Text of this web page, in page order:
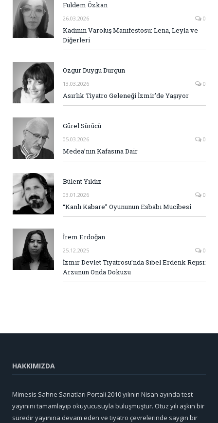
Fuldem Özkan
26.03.2026 0
Kadının Varoluş Manifestosu: Lena, Leyla ve
Diğerleri
Özgür Duygu Durgun
13.03.2026 0
Asırlık Tiyatro Geleneği İzmir’de Yaşıyor
Gürel Sürücü
05.03.2026 0
Medea’nın Kafasına Dair
Bülent Yıldız
03.01.2026 0
“Kanlı Kabare” Oyununun Esbabı Mucibesi
İrem Erdoğan
25.12.2025 0
İzmir Devlet Tiyatrosu’nda Sibel Erdenk Rejisi:
Arzunun Onda Dokuzu
HAKKIMIZDA
Mimesis Sahne Sanatları Portali 2010 yılının Nisan ayında test
yayınını tamamlayıp okuyucusuyla buluşmuştur. Otuz yılı aşkın bir
süredir yayınına devam eden ve tiyatro çevrelerinde saygın bir